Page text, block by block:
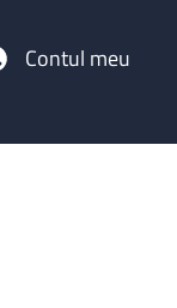
Contul meu